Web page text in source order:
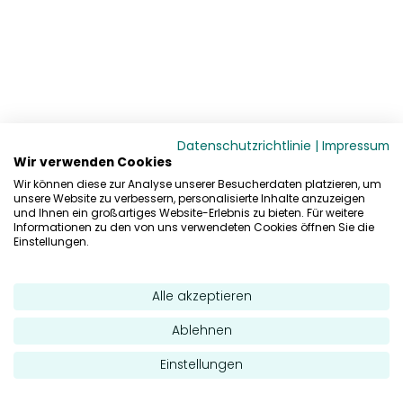
Datenschutzrichtlinie | Impressum
Wir verwenden Cookies
Wir können diese zur Analyse unserer Besucherdaten platzieren, um
unsere Website zu verbessern, personalisierte Inhalte anzuzeigen
und Ihnen ein großartiges Website-Erlebnis zu bieten. Für weitere
Informationen zu den von uns verwendeten Cookies öffnen Sie die
Einstellungen.
Alle akzeptieren
Ablehnen
Einstellungen